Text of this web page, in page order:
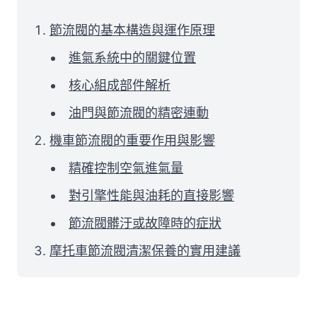
節流閥的基本構造與運作原理
進氣系統中的關鍵位置
核心組成部件解析
油門與節流閥的精密連動
機車節流閥的重要作用與影響
精確控制空氣進氣量
對引擎性能與油耗的直接影響
節流閥髒汙或故障時的症狀
摩托車節流閥清潔保養的實用建議